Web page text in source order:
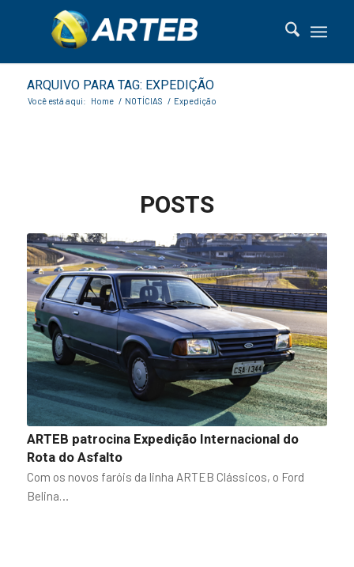
ARQUIVO PARA TAG: EXPEDIÇÃO
Você está aqui: Home / NOTÍCIAS / Expedição
POSTS
ARTEB patrocina Expedição Internacional do
Rota do Asfalto
Com os novos faróis da linha ARTEB Clássicos, o Ford
Belina…